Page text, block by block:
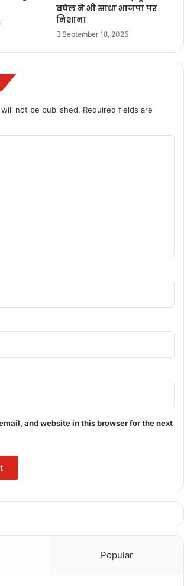
बघेल ने भी साधा भाजपा पर
निशाना
September 18, 2025
not be published. Required fields are
and website in this browser for the next
Popular